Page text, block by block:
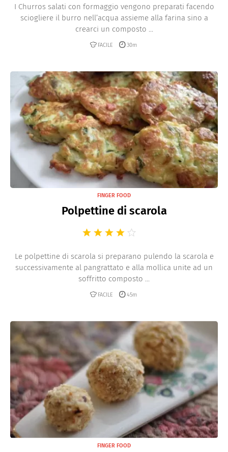
I Churros salati con formaggio vengono preparati facendo
sciogliere il burro nell’acqua assieme alla farina sino a
crearci un composto ...
FACILE 30m
FINGER FOOD
Polpettine di scarola
Le polpettine di scarola si preparano pulendo la scarola e
successivamente al pangrattato e alla mollica unite ad un
soffritto composto ...
FACILE 45m
FINGER FOOD